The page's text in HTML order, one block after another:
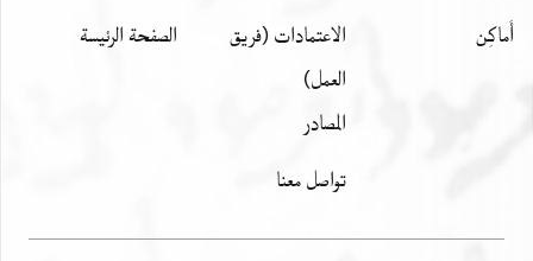
أَماكِن
الاعتمادات (فريق
العمل)
المصادر
تواصل معنا
الصفحة الرئيسة